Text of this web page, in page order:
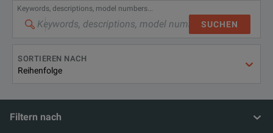
Keywords, descriptions, model numbers...
SUCHEN
SORTIEREN NACH
Filtern nach